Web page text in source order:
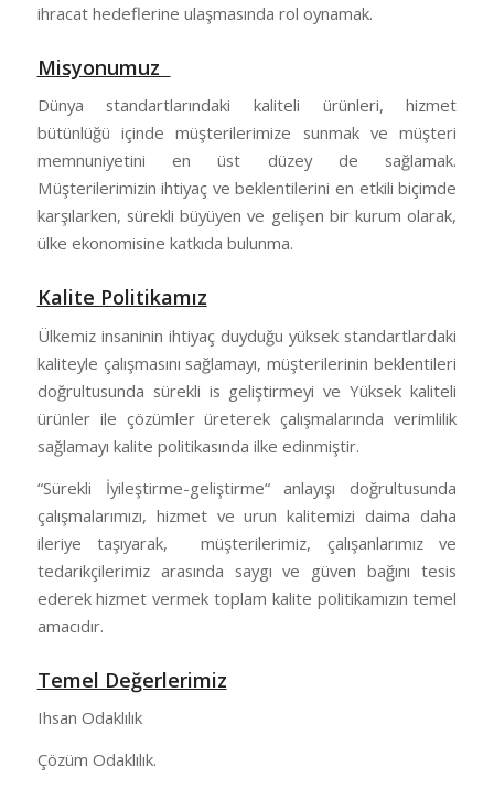
ihracat hedeflerine ulaşmasında rol oynamak.
Misyonumuz
Dünya standartlarındaki kaliteli ürünleri, hizmet
bütünlüğü içinde müşterilerimize sunmak ve müşteri
memnuniyetini en üst düzey de sağlamak.
Müşterilerimizin ihtiyaç ve beklentilerini en etkili biçimde
karşılarken, sürekli büyüyen ve gelişen bir kurum olarak,
ülke ekonomisine katkıda bulunma.
Kalite Politikamız
Ülkemiz insaninin ihtiyaç duyduğu yüksek standartlardaki
kaliteyle çalışmasını sağlamayı, müşterilerinin beklentileri
doğrultusunda sürekli is geliştirmeyi ve Yüksek kaliteli
ürünler ile çözümler üreterek çalışmalarında verimlilik
sağlamayı kalite politikasında ilke edinmiştir.
“Sürekli İyileştirme-geliştirme“ anlayışı doğrultusunda
çalışmalarımızı, hizmet ve urun kalitemizi daima daha
ileriye taşıyarak, müşterilerimiz, çalışanlarımız ve
tedarikçilerimiz arasında saygı ve güven bağını tesis
ederek hizmet vermek toplam kalite politikamızın temel
amacıdır.
Temel Değerlerimiz
Ihsan Odaklılık
Çözüm Odaklılık.